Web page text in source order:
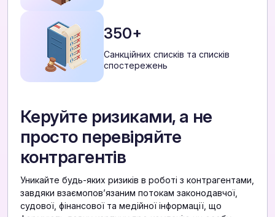
350+
Санкційних списків та списків
спостережень
Керуйте ризиками, а не
просто перевіряйте
контрагентів
Уникайте будь-яких ризиків в роботі з контрагентами,
завдяки взаємоповʼязаним потокам законодавчої,
судової, фінансової та медійної інформації, що